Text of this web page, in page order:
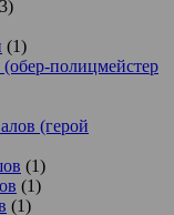
(1)
полицмейстер
(герой
(1)
(1)
(1)